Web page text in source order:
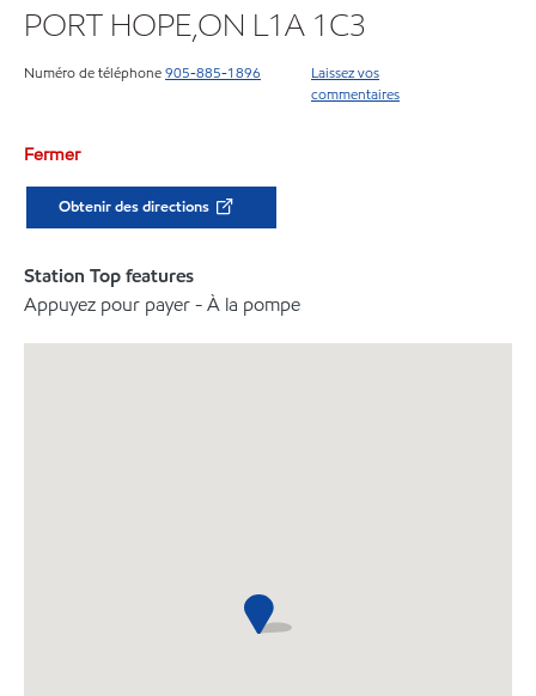
PORT HOPE,ON L1A 1C3
Numéro de téléphone905-885-1896
Laissez vos
commentaires
Fermer
Obtenir des directions
Station Top features
Appuyez pour payer - À la pompe